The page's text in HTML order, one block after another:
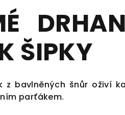
ŠIPKY
z bavlněných šnůr oživí
parťákem.